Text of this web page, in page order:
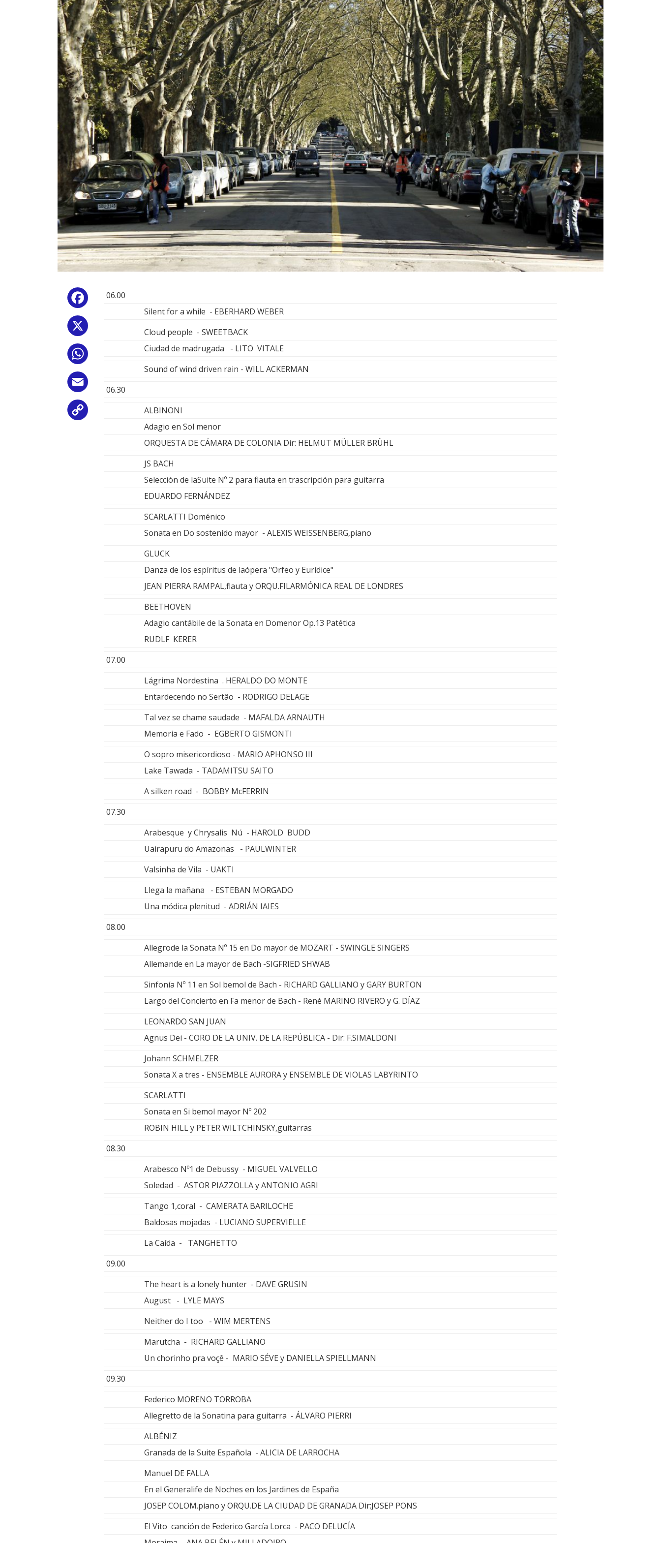
Facebook
06.00
Silent for a while - EBERHARD WEBER
Cloud people - SWEETBACK
Ciudad de madrugada - LITO VITALE
Sound of wind driven rain - WILL ACKERMAN
06.30
ALBINONI
Adagio en Sol menor
ORQUESTA DE CÁMARA DE COLONIA Dir: HELMUT MÜLLER BRÜHL
JS BACH
Selección de laSuite Nº 2 para flauta en trascripción para guitarra
EDUARDO FERNÁNDEZ
SCARLATTI Doménico
Sonata en Do sostenido mayor - ALEXIS WEISSENBERG,piano
GLUCK
Danza de los espíritus de laópera "Orfeo y Eurídice"
JEAN PIERRA RAMPAL,flauta y ORQU.FILARMÓNICA REAL DE LONDRES
BEETHOVEN
Adagio cantábile de la Sonata en Domenor Op.13 Patética
RUDLF KERER
07.00
Lágrima Nordestina . HERALDO DO MONTE
Entardecendo no Sertâo - RODRIGO DELAGE
Tal vez se chame saudade - MAFALDA ARNAUTH
Memoria e Fado - EGBERTO GISMONTI
O sopro misericordioso - MARIO APHONSO III
Lake Tawada - TADAMITSU SAITO
A silken road - BOBBY McFERRIN
07.30
Arabesque y Chrysalis Nú - HAROLD BUDD
Uairapuru do Amazonas - PAULWINTER
Valsinha de Vila - UAKTI
Llega la mañana - ESTEBAN MORGADO
Una módica plenitud - ADRIÁN IAIES
08.00
Allegrode la Sonata Nº 15 en Do mayor de MOZART - SWINGLE SINGERS
Allemande en La mayor de Bach -SIGFRIED SHWAB
Sinfonía Nº 11 en Sol bemol de Bach - RICHARD GALLIANO y GARY BURTON
Largo del Concierto en Fa menor de Bach - René MARINO RIVERO y G. DÍAZ
LEONARDO SAN JUAN
Agnus Dei - CORO DE LA UNIV. DE LA REPÚBLICA - Dir: F.SIMALDONI
Johann SCHMELZER
Sonata X a tres - ENSEMBLE AURORA y ENSEMBLE DE VIOLAS LABYRINTO
SCARLATTI
Sonata en Si bemol mayor Nº 202
ROBIN HILL y PETER WILTCHINSKY,guitarras
08.30
Arabesco Nº1 de Debussy - MIGUEL VALVELLO
Soledad - ASTOR PIAZZOLLA y ANTONIO AGRI
Tango 1,coral - CAMERATA BARILOCHE
Baldosas mojadas - LUCIANO SUPERVIELLE
La Caída - TANGHETTO
09.00
The heart is a lonely hunter - DAVE GRUSIN
August - LYLE MAYS
Neither do I too - WIM MERTENS
Marutcha - RICHARD GALLIANO
Un chorinho pra voçê - MARIO SÉVE y DANIELLA SPIELLMANN
09.30
Federico MORENO TORROBA
Allegretto de la Sonatina para guitarra - ÁLVARO PIERRI
ALBÉNIZ
Granada de la Suite Española - ALICIA DE LARROCHA
Manuel DE FALLA
En el Generalife de Noches en los Jardines de España
JOSEP COLOM.piano y ORQU.DE LA CIUDAD DE GRANADA Dir:JOSEP PONS
El Vito canción de Federico García Lorca - PACO DELUCÍA